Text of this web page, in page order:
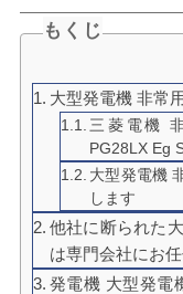
もくじ
大型発電機 非常
三菱電機
PG28LX Eg
大型発電機
します
他社に断られた
は専門会社にお
発電機 大型発電